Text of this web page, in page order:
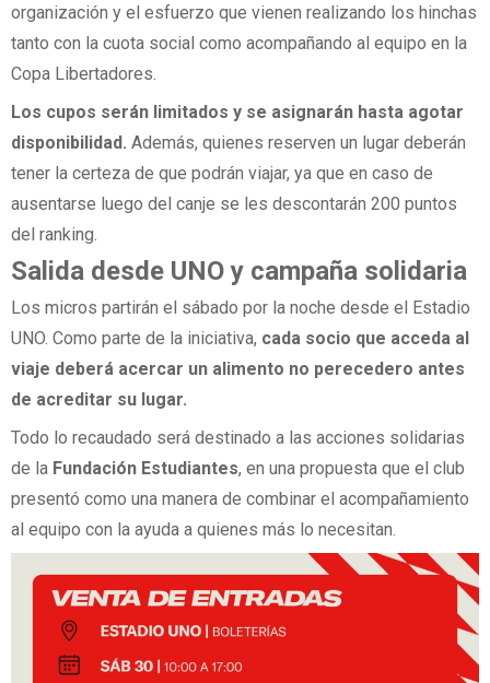
organización y el esfuerzo que vienen realizando los hinchas
tanto con la cuota social como acompañando al equipo en la
Copa Libertadores.
Los cupos serán limitados y se asignarán hasta agotar
disponibilidad. Además, quienes reserven un lugar deberán
tener la certeza de que podrán viajar, ya que en caso de
ausentarse luego del canje se les descontarán 200 puntos
del ranking.
Salida desde UNO y campaña solidaria
Los micros partirán el sábado por la noche desde el Estadio
UNO. Como parte de la iniciativa, cada socio que acceda al
viaje deberá acercar un alimento no perecedero antes
de acreditar su lugar.
Todo lo recaudado será destinado a las acciones solidarias
de la Fundación Estudiantes, en una propuesta que el club
presentó como una manera de combinar el acompañamiento
al equipo con la ayuda a quienes más lo necesitan.